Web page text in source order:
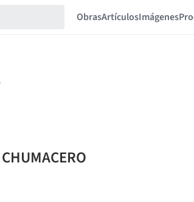
ObrasArtículosImágenes